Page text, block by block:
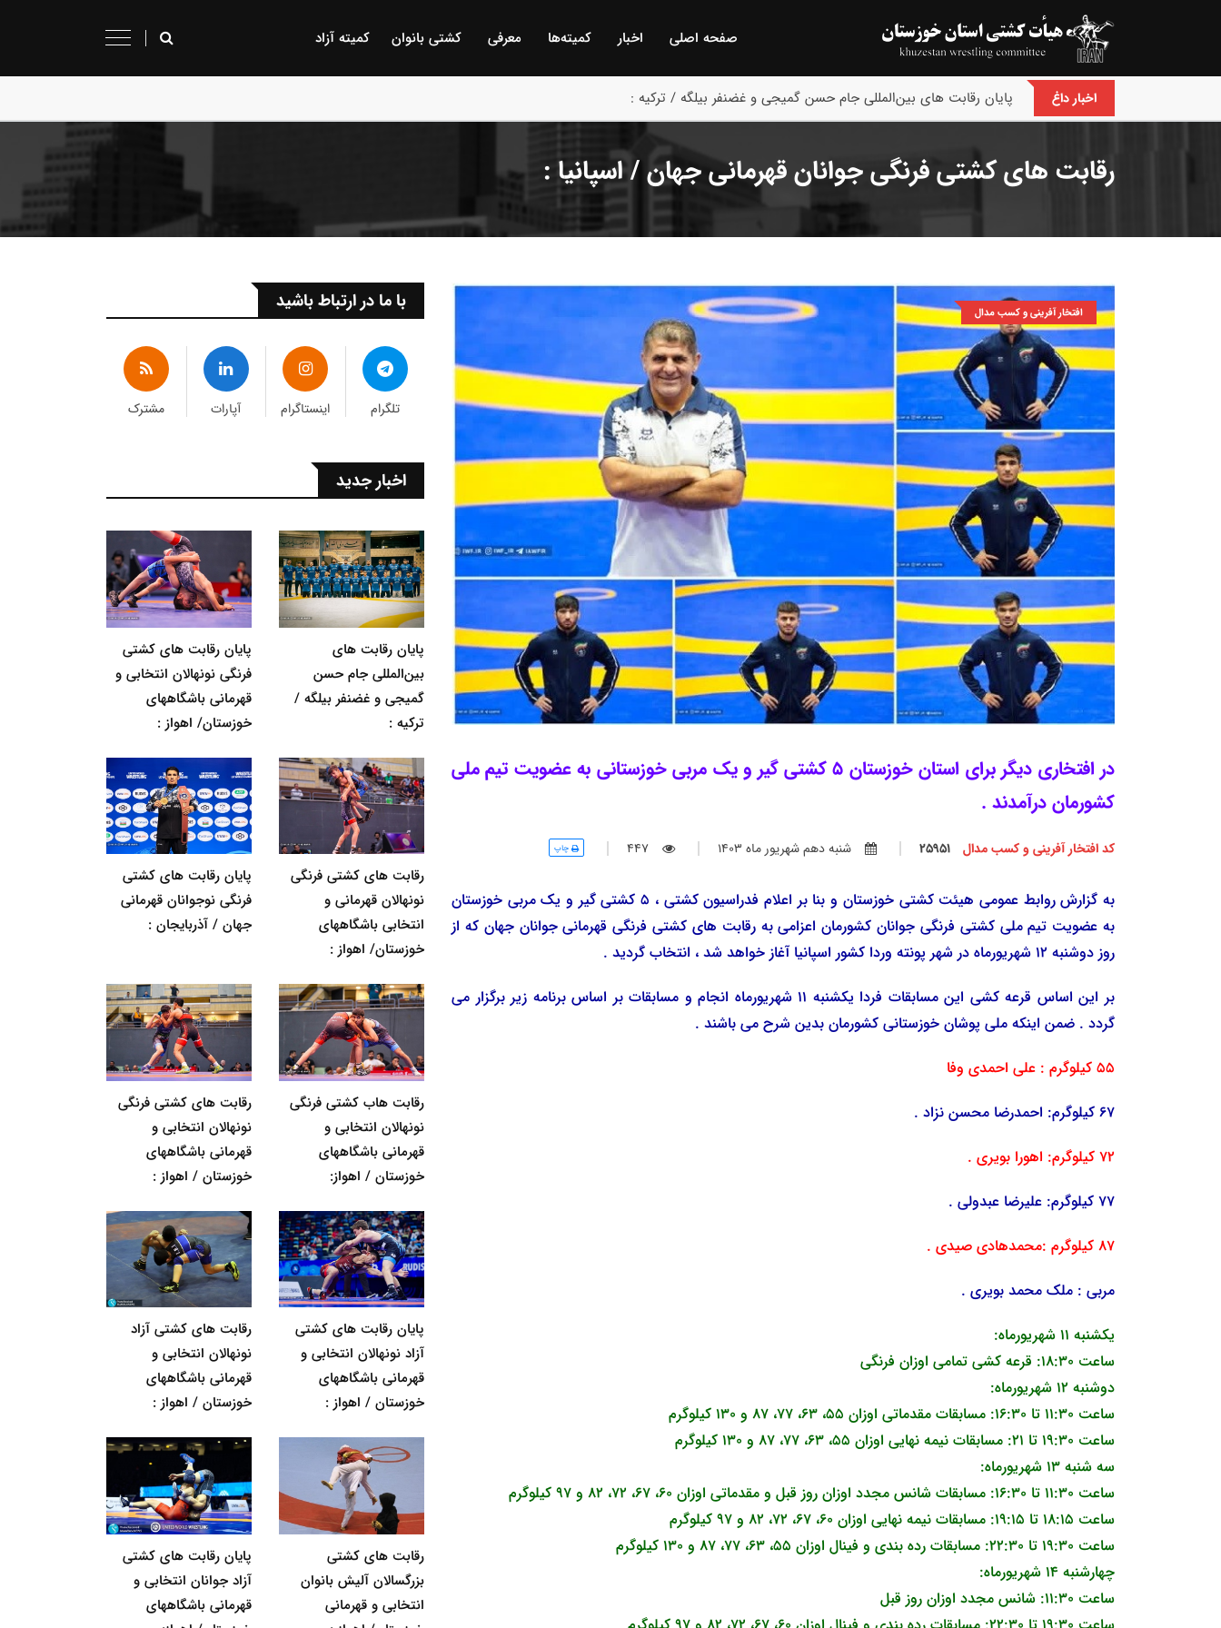
صفحه اصلی اخبار كمیته‌ها معرفی كشتی بانوان کمیته آزاد
اخبار داغ پایان رقابت های بین‌المللی جام حسن گمیجی و غضنفر بیلگه / ترکیه :
رقابت های کشتی فرنگی جوانان قهرمانی جهان / اسپانیا :
افتخار آفرینی و کسب مدال
در افتخاری دیگر برای استان خوزستان 5 کشتی گیر و یک مربی خوزستانی به عضویت تیم ملی
کشورمان درآمدند .
کد افتخار آفرینی و کسب مدال شنبه دهم شهريور ماه 1403 447 چاپ
به گزارش روابط عمومی هیئت کشتی خوزستان و بنا بر اعلام فدراسیون کشتی ، 5 کشتی گیر و یک مربی خوزستان
به عضویت تیم ملی کشتی فرنگی جوانان کشورمان اعزامی به رقابت های کشتی فرنگی قهرمانی جوانان جهان که از
روز دوشنبه 12 شهریورماه در شهر پونته وردا کشور اسپانیا آغاز خواهد شد ، انتخاب گردید .
بر این اساس قرعه کشی این مسابقات فردا یکشنبه 11 شهریورماه انجام و مسابقات بر اساس برنامه زیر برگزار می
گردد . ضمن اینکه ملی پوشان خوزستانی کشورمان بدین شرح می باشند .
55 کیلوگرم : علی احمدی وفا
67 کیلوگرم: احمدرضا محسن نزاد .
72 کیلوگرم: اهورا بویری .
77 کیلوگرم: علیرضا عبدولی .
87 کیلوگرم :محمدهادی صیدی .
مربی : ملک محمد بویری .
یکشنبه 11 شهریورماه:
ساعت 18:30: قرعه کشی تمامی اوزان فرنگی
دوشنبه 12 شهریورماه:
ساعت 11:30 تا 16:30: مسابقات مقدماتی اوزان 55، 63، 77، 87 و 130 کیلوگرم
ساعت 19:30 تا 21: مسابقات نیمه نهایی اوزان 55، 63، 77، 87 و 130 کیلوگرم
سه شنبه 13 شهریورماه:
ساعت 11:30 تا 16:30: مسابقات شانس مجدد اوزان روز قبل و مقدماتی اوزان 60، 67، 72، 82 و 97 کیلوگرم
ساعت 18:15 تا 19:15: مسابقات نیمه نهایی اوزان 60، 67، 72، 82 و 97 کیلوگرم
ساعت 19:30 تا 22:30: مسابقات رده بندی و فینال اوزان 55، 63، 77، 87 و 130 کیلوگرم
چهارشنبه 14 شهریورماه:
ساعت 11:30: شانس مجدد اوزان روز قبل
با ما در ارتباط باشید
تلگرام اینستاگرام آپارات مشترک
اخبار جدید
پایان رقابت های
بین‌المللی جام حسن
گمیجی و غضنفر بیلگه /
ترکیه :
پایان رقابت های کشتی
فرنگی نونهالان انتخابی و
قهرمانی باشگاههای
خوزستان/ اهواز :
رقابت های کشتی فرنگی
نونهالان قهرمانی و
انتخابی باشگاههای
خوزستان/ اهواز :
پایان رقابت های کشتی
فرنگی نوجوانان قهرمانی
جهان / آذربایجان :
رقابت هاب کشتی فرنگی
نونهالان انتخابی و
قهرمانی باشگاههای
خوزستان / اهواز:
رقابت های کشتی فرنگی
نونهالان انتخابی و
قهرمانی باشگاههای
خوزستان / اهواز :
پایان رقابت های کشتی
آزاد نونهالان انتخابی و
قهرمانی باشگاههای
خوزستان / اهواز :
رقابت های کشتی آزاد
نونهالان انتخابی و
قهرمانی باشگاههای
خوزستان / اهواز :
رقابت های کشتی
بزرگسالان آلیش بانوان
انتخابی و قهرمانی
پایان رقابت های کشتی
آزاد جوانان انتخابی و
قهرمانی باشگاههای